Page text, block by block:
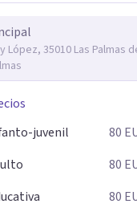
López, 35010 Las Palmas
juvenil
80
80
80